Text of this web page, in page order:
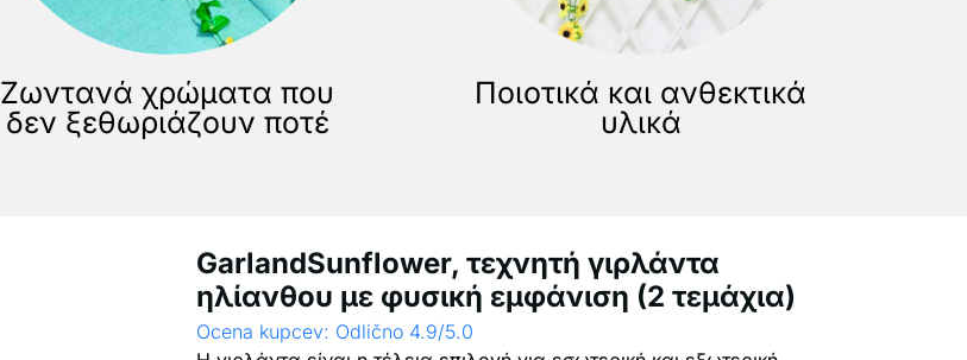
Ζωντανά χρώματα που
δεν ξεθωριάζουν ποτέ
Ποιοτικά και ανθεκτικά
υλικά
GarlandSunflower, τεχνητή γιρλάντα
ηλίανθου με φυσική εμφάνιση (2 τεμάχια)
Ocena kupcev: Odlično 4.9/5.0